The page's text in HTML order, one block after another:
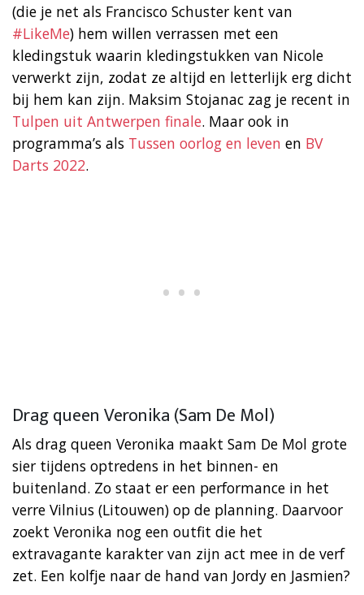
(die je net als Francisco Schuster kent van
#LikeMe) hem willen verrassen met een
kledingstuk waarin kledingstukken van Nicole
verwerkt zijn, zodat ze altijd en letterlijk erg dicht
bij hem kan zijn. Maksim Stojanac zag je recent in
Tulpen uit Antwerpen finale. Maar ook in
programma’s als Tussen oorlog en leven en BV
Darts 2022.
Drag queen Veronika (Sam De Mol)
Als drag queen Veronika maakt Sam De Mol grote
sier tijdens optredens in het binnen- en
buitenland. Zo staat er een performance in het
verre Vilnius (Litouwen) op de planning. Daarvoor
zoekt Veronika nog een outfit die het
extravagante karakter van zijn act mee in de verf
zet. Een kolfje naar de hand van Jordy en Jasmien?